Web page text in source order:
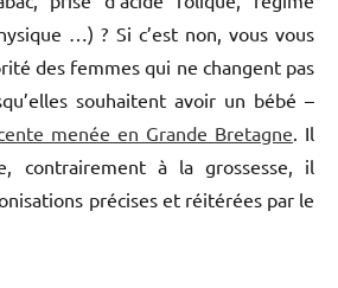
…) ? Si c’est non, vous vous
des femmes qui ne changent pas
souhaitent avoir un bébé –
menée en Grande Bretagne . Il
contrairement à la grossesse, il
précises et réitérées par le